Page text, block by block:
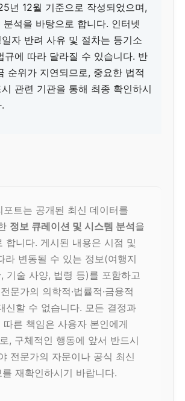
년 12월 기준으로 작성되었으며,
분석을 바탕으로 합니다. 인터넷
자 반려 사유 및 절차는 등기소
규에 따라 달라질 수 있습니다. 반
순위가 지연되므로, 중요한 법적
관련 기관을 통해 최종 확인하시
포트는 공개된 최신 데이터를
정보 큐레이션 및 시스템 분석을
합니다. 게시된 내용은 시점 및
라 변동될 수 있는 정보(여행지
기술 사양, 법령 등)를 포함하고
문가의 의학적·법률적·금융적
신할 수 없습니다. 모든 결정과
따른 책임은 사용자 본인에게
, 구체적인 행동에 앞서 반드시
전문가의 자문이나 공식 최신
를 재확인하시기 바랍니다.